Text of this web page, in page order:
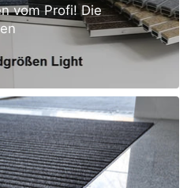
vom Profi! Die